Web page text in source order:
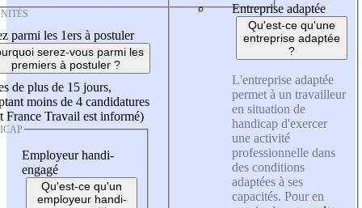
parmi les 1ers à postuler
serez-vous parmi les
premiers à postuler ?
de plus de 15 jours,
moins de 4 candidatures
France Travail est informé)
Employeur handi-
engagé
Qu'est-ce qu'un
employeur handi-
Entreprise adaptée
Qu'est-ce qu'une
entreprise adaptée
?
L'entreprise adaptée
permet à un travailleur
en situation de
handicap d'exercer
une activité
professionnelle dans
des conditions
adaptées à ses
capacités. Pour en